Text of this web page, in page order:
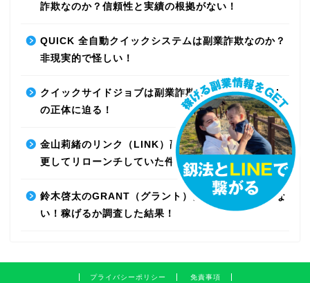
詐欺なのか？信頼性と実績の根拠がない！
QUICK 全自動クイックシステムは副業詐欺なのか？
非現実的で怪しい！
クイックサイドジョブは副業詐欺なのか？最先端AI
の正体に迫る！
金山莉緒のリンク（LINK）副業詐欺！運営会社を変
更してリローンチしていた件！【再編集】
鈴木啓太のGRANT（グラント）は副業詐欺で稼げな
い！稼げるか調査した結果！
プライバシーポリシー 免責事項